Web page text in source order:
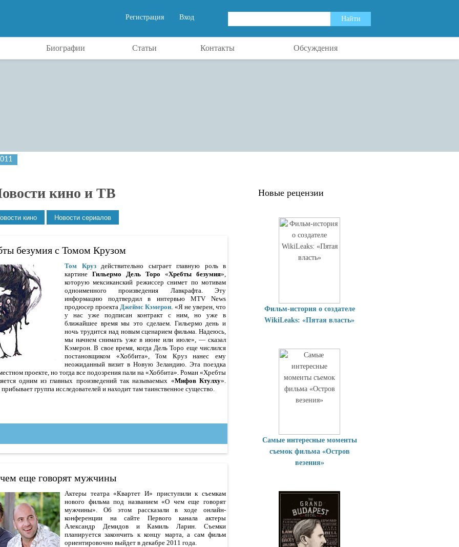
Вход
Регистрация
Биографии Статьи Контакты Обсуждения
кино и ТВ
безумия с Томом Крузом
Том Круздействительно сыграет главную роль в
картине Гильермо Дель Торо «Хребты безумия»,
которую мексиканский режиссер снимет по мотивам
одноименного произведения Лавкрафта. Эту
информацию подтвердил в интервью MTV News
продюсер проектаДжеймс Кэмерон. «Я не уверен, что
у нас уже подписан контракт с ним, но уже в
ближайшее время мы это сделаем. Гильермо день и
ночь трудится над новым сценарием фильма. Надеюсь,
мы начнем снимать уже в июне или июле», — сказал
Кэмерон. В свое время, когда Дель Торо еще числился
постановщиком «Хоббита», Том Круз нанес ему
неожиданный визит в Новую Зеландию. Эта поездка
проекте, но тогда все подозрения пали на «Хоббита». Роман «Хребты
одним из главных произведений так называемых «Мифов Ктулху».
группа исследователей и находит там таинственное существо.
еще говорят мужчины
Актеры театра «Квартет И» приступили к съемкам
нового фильма под названием «О чем еще говорят
мужчины». Об этом рассказали в ходе онлайн-
конференции на сайте Первого канала актеры
Александр Демидов и Камиль Ларин. Съемки
планируется закончить к концу марта, а сам фильм
ориентировочно выйдет в декабре 2011 года.
Новые рецензии
Фильм-история о создателе
WikiLeaks: «Пятая власть»
Самые интересные моменты
съемок фильма «Остров
везения»